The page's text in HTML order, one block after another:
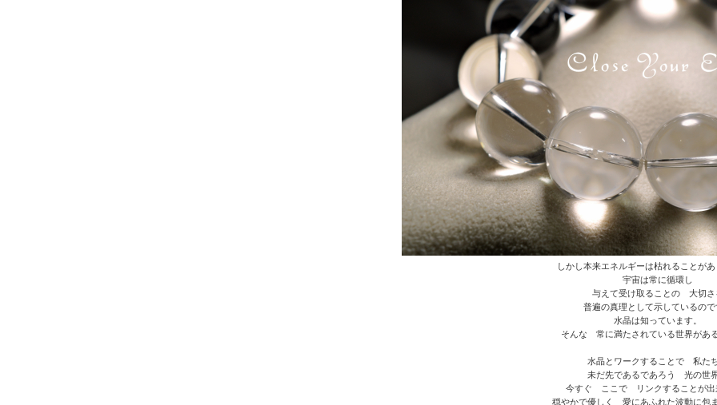
しかし本来エネルギーは枯れることが
宇宙は常に循環し
与えて受け取ることの 大切さ
普遍の真理として示しているので
水晶は知っています。
そんな 常に満たされている世界があ
水晶とワークすることで 私た
未だ先であるであろう 光の世
今すぐ ここで リンクすることが出
穏やかで優しく 愛にあふれた波動に包